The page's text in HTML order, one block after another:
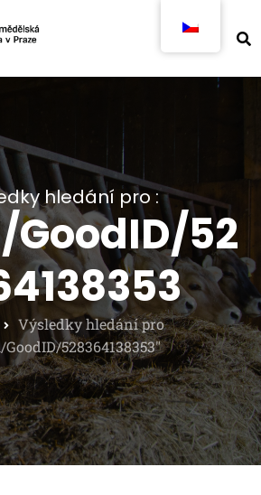
hledání pro :
52
Výsledky hledání pro
528364138353"